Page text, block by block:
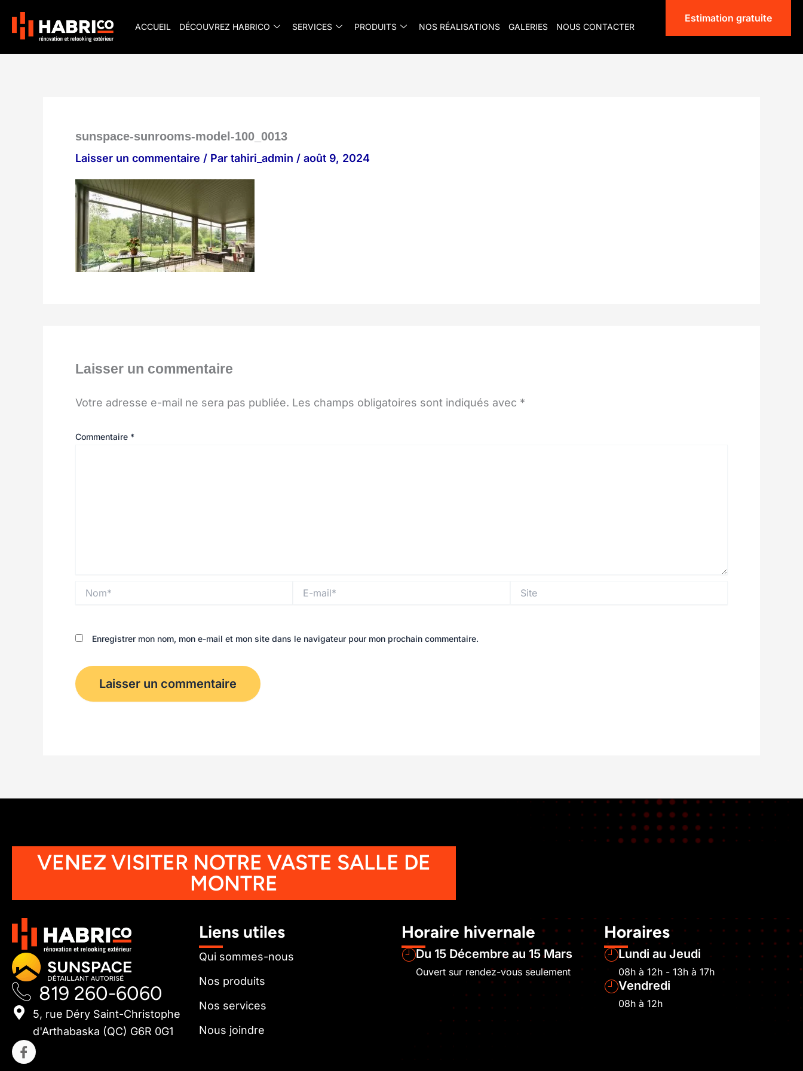
contenu
ACCUEIL DÉCOUVREZ HABRICO SERVICES PRODUITS NOS RÉALISATIONS GALERIES NOUS CONTACTER
Estimation gratuite
sunspace-sunrooms-model-100_0013
Laisser un commentaire / Par tahiri_admin / août 9, 2024
Laisser un commentaire
Votre adresse e-mail ne sera pas publiée. Les champs obligatoires sont indiqués avec *
Commentaire *
mail*
Enregistrer mon nom, mon e-mail et mon site dans le navigateur pour mon prochain commentaire.
VENEZ VISITER NOTRE VASTE SALLE DE
MONTRE
819 260-6060
5, rue Déry Saint-Christophe
d'Arthabaska (QC) G6R 0G1
I
c
Liens utiles
Qui sommes-nous
Nos produits
Nos services
Nous joindre
Horaire hivernale
Du 15 Décembre au 15 Mars
Ouvert sur rendez-vous seulement
Horaires
Lundi au Jeudi
08h à 12h - 13h à 17h
Vendredi
08h à 12h